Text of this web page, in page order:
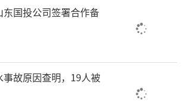
果也在展览中“亮相”，揭秘
”宝藏……本次展览实物涉及
养殖装备、精密仪器仪表、船
海水淡化等多个类别，让观展
浸式感受山东海洋发展成果。
国投公司签署合作备
故原因查明，19人被